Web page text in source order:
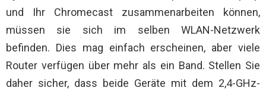
und Ihr Chromecast zusammenarbeiten können,
müssen sie sich im selben WLAN-Netzwerk
befinden. Dies mag einfach erscheinen, aber viele
Router verfügen über mehr als ein Band. Stellen Sie
daher sicher, dass beide Geräte mit dem 2,4-GHz-